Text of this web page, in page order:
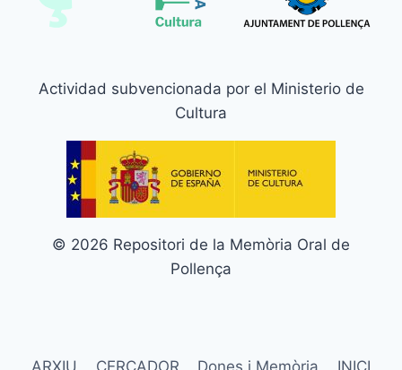
Actividad subvencionada por el Ministerio de
Cultura
© 2026 Repositori de la Memòria Oral de
Pollença